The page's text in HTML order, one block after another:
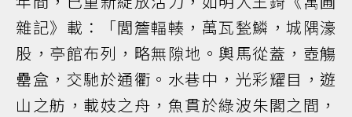
雜記》載：「閭簷輻輳，萬瓦甃鱗，城隅濠
股，亭館布列，略無隙地。輿馬從蓋，壺觴
罍盒，交馳於通衢。水巷中，光彩耀目，遊
山之舫，載妓之舟，魚貫於綠波朱閣之間，